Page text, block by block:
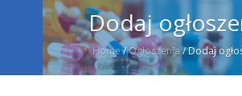
Dodaj
Home/Ogłoszenia/Dodaj